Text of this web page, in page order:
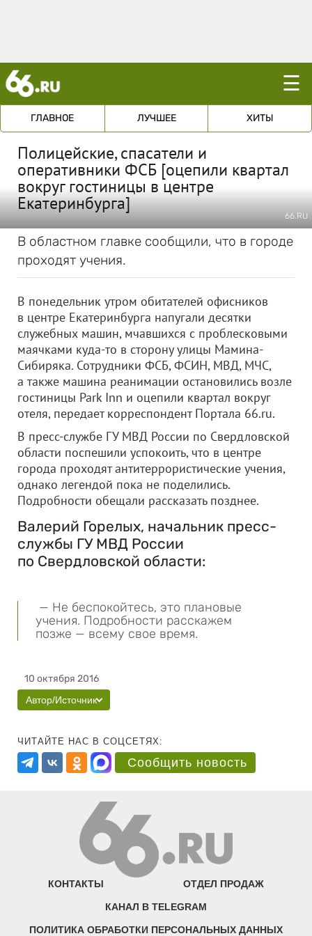
☰
ГЛАВНОЕ ЛУЧШЕЕ ХИТЫ
Полицейские, спасатели и
оперативники ФСБ [оцепили квартал
вокруг гостиницы в центре
Екатеринбурга]
66.RU
В областном главке сообщили, что в городе
проходят учения.
В понедельник утром обитателей офисников
в центре Екатеринбурга напугали десятки
служебных машин, мчавшихся с проблесковыми
маячками куда-то в сторону улицы Мамина-
Сибиряка. Сотрудники ФСБ, ФСИН, МВД, МЧС,
а также машина реанимации остановились возле
гостиницы Park Inn и оцепили квартал вокруг
отеля, передает корреспондент Портала 66.ru.
В пресс-службе ГУ МВД России по Свердловской
области поспешили успокоить, что в центре
города проходят антитеррористические учения,
однако легендой пока не поделились.
Подробности обещали рассказать позднее.
Валерий Горелых, начальник пресс-
службы ГУ МВД России
по Свердловской области:
— Не беспокойтесь, это плановые
учения. Подробности расскажем
позже — всему свое время.
10 октября 2016
Автор/Источник
ЧИТАЙТЕ НАС В СОЦСЕТЯХ:
Сообщить новость
КОНТАКТЫ ОТДЕЛ ПРОДАЖ
КАНАЛ В TELEGRAM
ПОЛИТИКА ОБРАБОТКИ ПЕРСОНАЛЬНЫХ ДАННЫХ